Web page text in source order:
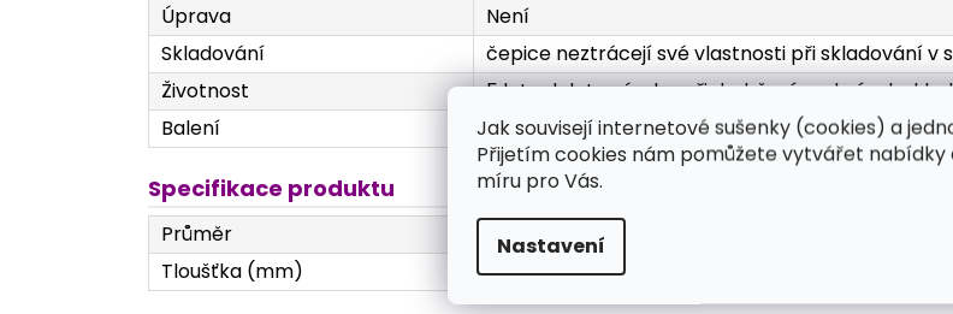
Jak souvisejí internetové sušenky (cookies) a
Přijetím cookies nám pomůžete vytvářet nabídky
míru pro Vás.
Nastavení
Úprava
Není
Skladování
čepice neztrácejí své vlastnosti při skladování v
Životnost
5 let od data výroby při dodržení podmínek
Balení
100 ks v sáčku, 1 000 ks v kartonu
Specifikace produktu
Průměr
530 mm nebo 610 mm
Tloušťka (mm)
Textilie: 13 g / m2